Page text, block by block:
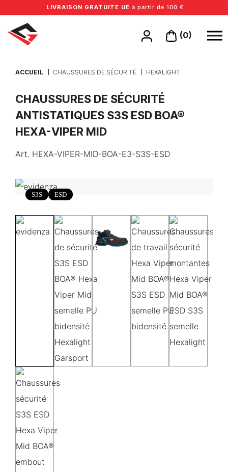
LIVRAISON GRATUITE UE à partir de 100 €
(0)
ACCUEIL CHAUSSURES DE SÉCURITÉ HEXALIGHT
CHAUSSURES DE SÉCURITÉ
ANTISTATIQUES S3S ESD BOA®
HEXA-VIPER MID
Art. HEXA-VIPER-MID-BOA-E3-S3S-ESD
S3S ESD